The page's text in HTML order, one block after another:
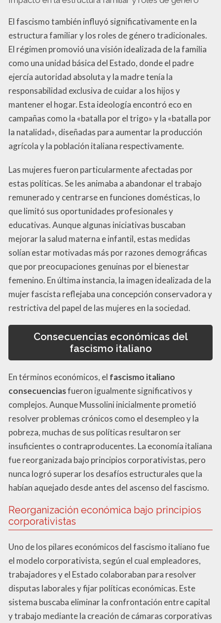
El fascismo también influyó significativamente en la
estructura familiar y los roles de género tradicionales.
El régimen promovió una visión idealizada de la familia
como una unidad básica del Estado, donde el padre
ejercía autoridad absoluta y la madre tenía la
responsabilidad exclusiva de cuidar a los hijos y
mantener el hogar. Esta ideología encontró eco en
campañas como la «batalla por el trigo» y la «batalla por
la natalidad», diseñadas para aumentar la producción
agrícola y la población italiana respectivamente.
Las mujeres fueron particularmente afectadas por
estas políticas. Se les animaba a abandonar el trabajo
remunerado y centrarse en funciones domésticas, lo
que limitó sus oportunidades profesionales y
educativas. Aunque algunas iniciativas buscaban
mejorar la salud materna e infantil, estas medidas
solían estar motivadas más por razones demográficas
que por preocupaciones genuinas por el bienestar
femenino. En última instancia, la imagen idealizada de la
mujer fascista reflejaba una concepción conservadora y
restrictiva del papel de las mujeres en la sociedad.
Consecuencias económicas del
fascismo italiano
En términos económicos, el fascismo italiano
consecuenciasfueron igualmente significativos y
complejos. Aunque Mussolini inicialmente prometió
resolver problemas crónicos como el desempleo y la
pobreza, muchas de sus políticas resultaron ser
insuficientes o contraproducentes. La economía italiana
fue reorganizada bajo principios corporativistas, pero
nunca logró superar los desafíos estructurales que la
habían aquejado desde antes del ascenso del fascismo.
Reorganización económica bajo principios
corporativistas
Uno de los pilares económicos del fascismo italiano fue
el modelo corporativista, según el cual empleadores,
trabajadores y el Estado colaboraban para resolver
disputas laborales y fijar políticas económicas. Este
sistema buscaba eliminar la confrontación entre capital
y trabajo mediante la creación de cámaras corporativas